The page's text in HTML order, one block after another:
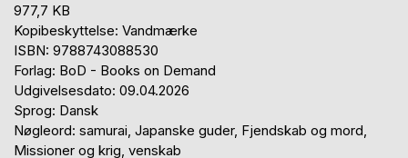
977,7 KB
Kopibeskyttelse: Vandmærke
ISBN: 9788743088530
Forlag: BoD - Books on Demand
Udgivelsesdato: 09.04.2026
Sprog: Dansk
Nøgleord: samurai, Japanske guder, Fjendskab og mord,
Missioner og krig, venskab